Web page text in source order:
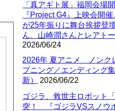
「真アギト展」福岡会場
『Project G4』上映会開
が25年振りに舞台挨拶登
ん、山崎潤さんとレアト
2026/06/24
2026年 夏アニメ ノンク
プニング／エンディング
新）
2026/06/22
ゴジラ、救世主ロボット
突！ 『ゴジラVSスノウ